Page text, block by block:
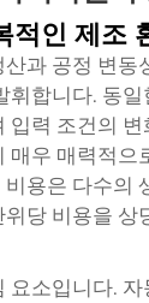
적인 제조
과 공정 변동
휘합니다. 동일
입력 조건의
매우 매력적으
용은 다수의
당 비용을 상
요소입니다.